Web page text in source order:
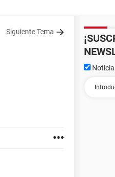
Siguiente Tema